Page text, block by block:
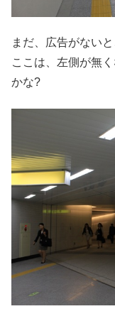
まだ、広告がない
ここは、左側が無
かな?